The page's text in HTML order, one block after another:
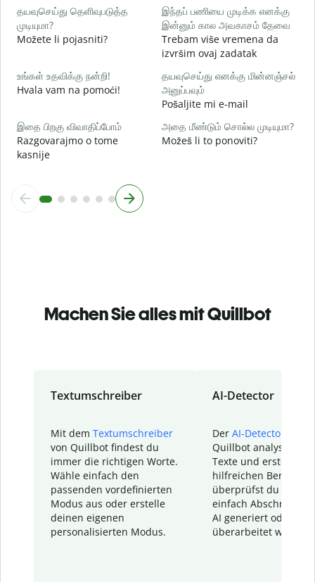
தயவுசெய்து தெளிவுபடுத்த
முடியுமா?
Možete li pojasniti?
இந்தப் பணியை முடிக்க எனக்கு
இன்னும் கால அவகாசம் தேவை
Trebam više vremena da
izvršim ovaj zadatak
உங்கள் உதவிக்கு நன்றி!
Hvala vam na pomoći!
தயவுசெய்து எனக்கு மின்னஞ்சல்
அனுப்பவும்
Pošaljite mi e-mail
இதை பிறகு விவாதிப்போம்
Razgovarajmo o tome
kasnije
அதை மீண்டும் சொல்ல முடியுமா?
Možeš li to ponoviti?
Machen Sie alles mit Quillbot
Textumschreiber
Mit dem Textumschreiber
von Quillbot findest du
immer die richtigen Worte.
Wähle einfach den
passenden vordefinierten
Modus aus oder erstelle
deinen eigenen
personalisierten Modus.
AI-Detector
Der AI-Detector
Quillbot analysiert
Texte und erstellt
hilfreichen Bericht.
überprüfst du
einfach Abschnitte,
AI generiert oder
überarbeitet wurden.